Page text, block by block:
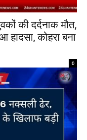
की दर्दनाक मौत,
कोहरा बना
0